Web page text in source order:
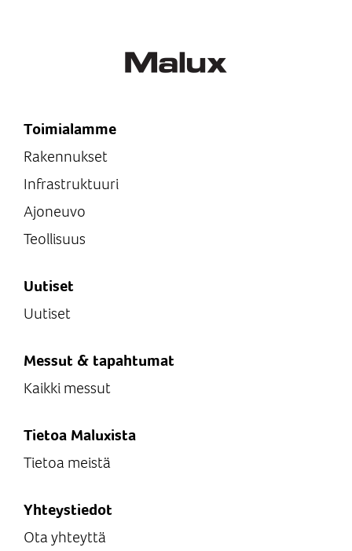
Toimialamme
Rakennukset
Infrastruktuuri
Ajoneuvo
Teollisuus
Uutiset
Uutiset
Messut & tapahtumat
Kaikki messut
Tietoa Maluxista
Tietoa meistä
Yhteystiedot
Ota yhteyttä